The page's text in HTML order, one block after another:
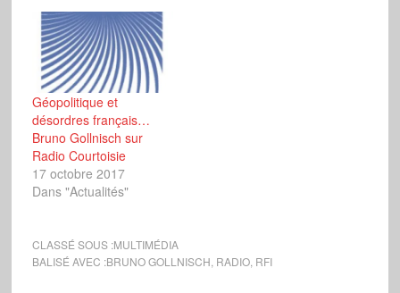
Géopolitique et
désordres français…
Bruno Gollnisch sur
Radio Courtoisie
17 octobre 2017
Dans "Actualités"
CLASSÉ SOUS :MULTIMÉDIA
BALISÉ AVEC :BRUNO GOLLNISCH RADIO, RFI